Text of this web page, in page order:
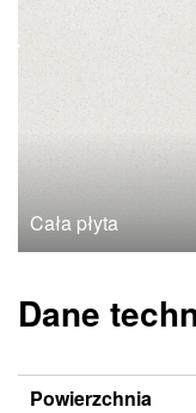
Cała płyta
Dane
Powierzchnia